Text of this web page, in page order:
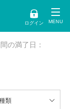
ログイン
の満了日：
類